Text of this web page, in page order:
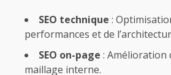
SEO technique :
performances et de
SEO on-page : Amélioration
maillage interne.